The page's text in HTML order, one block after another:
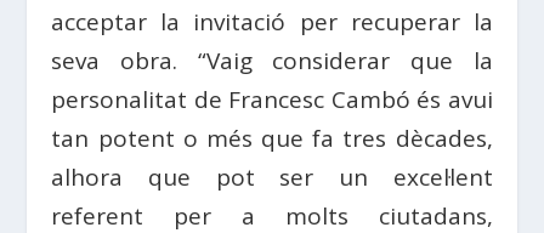
acceptar la invitació per recuperar la
seva obra. “Vaig considerar que la
personalitat de Francesc Cambó és avui
tan potent o més que fa tres dècades,
alhora que pot ser un excel·lent
referent per a molts ciutadans,